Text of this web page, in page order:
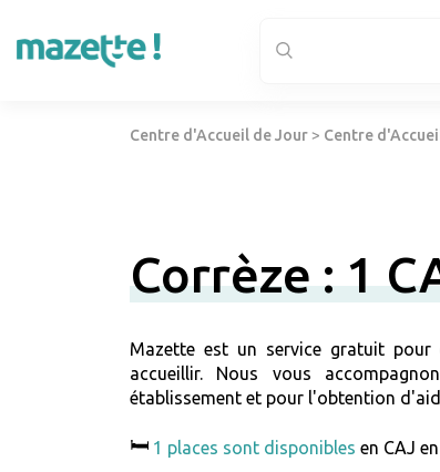
Centre d'Accueil de Jour > Centre
Corrèze : 1
Mazette est un service gratuit
accueillir. Nous vous
établissement et pour l'obtention
🛏️ 1 places sont disponibles en CAJ